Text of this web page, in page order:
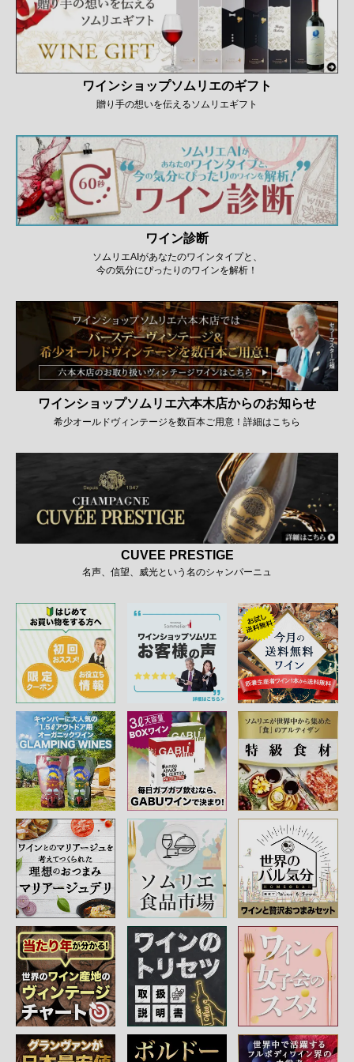
ワインショップソムリエのギフト
贈り手の想いを伝えるソムリエギフト
ワイン診断
ソムリエAIがあなたのワインタイプと、
今の気分にぴったりのワインを解析！
ワインショップソムリエ六本木店からのお知らせ
希少オールドヴィンテージを数百本ご用意！詳細はこちら
CUVEE PRESTIGE
名声、信望、威光という名のシャンパーニュ